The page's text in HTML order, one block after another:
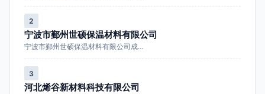
2
宁波市鄞州世硕保温材料有限公司
宁波市鄞州世硕保温材料有限公司成…
3
河北烯谷新材料科技有限公司